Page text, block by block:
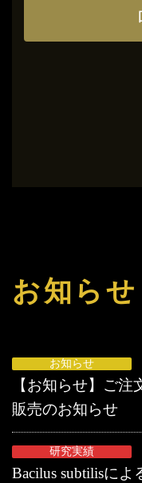
お知らせ
お知らせ
【お知らせ】ご
販売のお知らせ
研究実績
Bacilus subtilisに